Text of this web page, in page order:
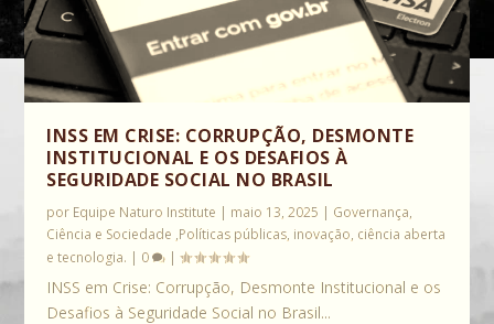
INSS EM CRISE: CORRUPÇÃO, DESMONTE
INSTITUCIONAL E OS DESAFIOS À
SEGURIDADE SOCIAL NO BRASIL
por Equipe Naturo Institute | maio 13, 2025 | Governança,
Ciência e Sociedade ,Políticas públicas, inovação, ciência aberta
e tecnologia. | 0 |
INSS em Crise: Corrupção, Desmonte Institucional e os
Desafios à Seguridade Social no Brasil...